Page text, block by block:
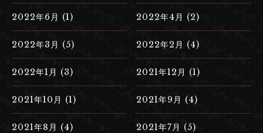
2022年6月 (1) 2022年4月 (2)
2022年3月 (5) 2022年2月 (4)
2022年1月 (3) 2021年12月 (1)
2021年10月 (1) 2021年9月 (4)
2021年8月 (4) 2021年7月 (5)